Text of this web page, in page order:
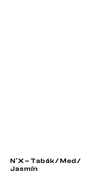
N°X – Tabák / Med /
Jasmín